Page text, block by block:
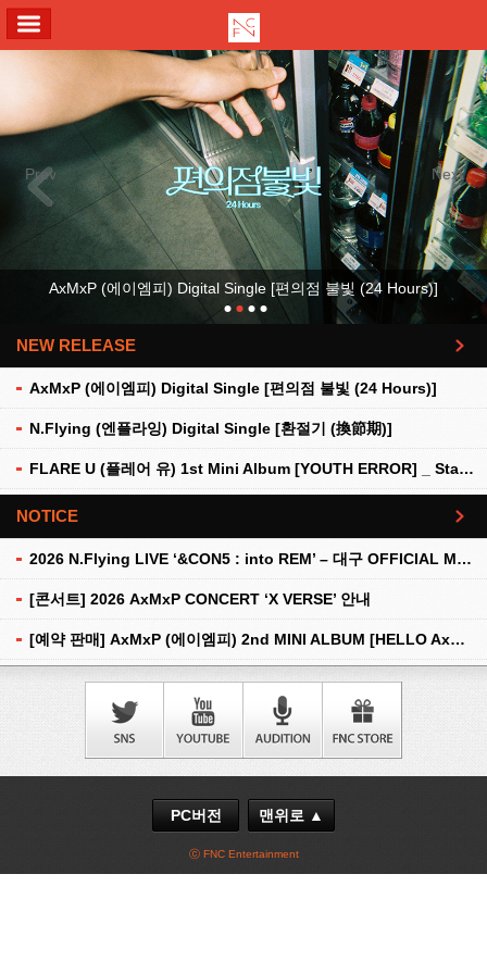
Previous Next
AxMxP (에이엠피) Digital Single [편의점 불빛 (24 Hours)]
NEW RELEASE
AxMxP (에이엠피) Digital Single [편의점 불빛 (24 Hours)]
N.Flying (엔플라잉) Digital Single [환절기 (換節期)]
FLARE U (플레어 유) 1st Mini Album [YOUTH ERROR] _ Stationery Kit Ver.
더보기
NOTICE
2026 N.Flying LIVE ‘&CON5 : into REM’ – 대구 OFFICIAL MD 현장 판매 안내
[콘서트] 2026 AxMxP CONCERT ‘X VERSE’ 안내
[예약 판매] AxMxP (에이엠피) 2nd MINI ALBUM [HELLO AxMxP] 예약 판매 안내
더보기
PC버전 맨위로 ▲
ⓒ FNC Entertainment